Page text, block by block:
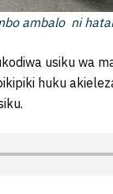
ambalo ni
usiku wa
huku